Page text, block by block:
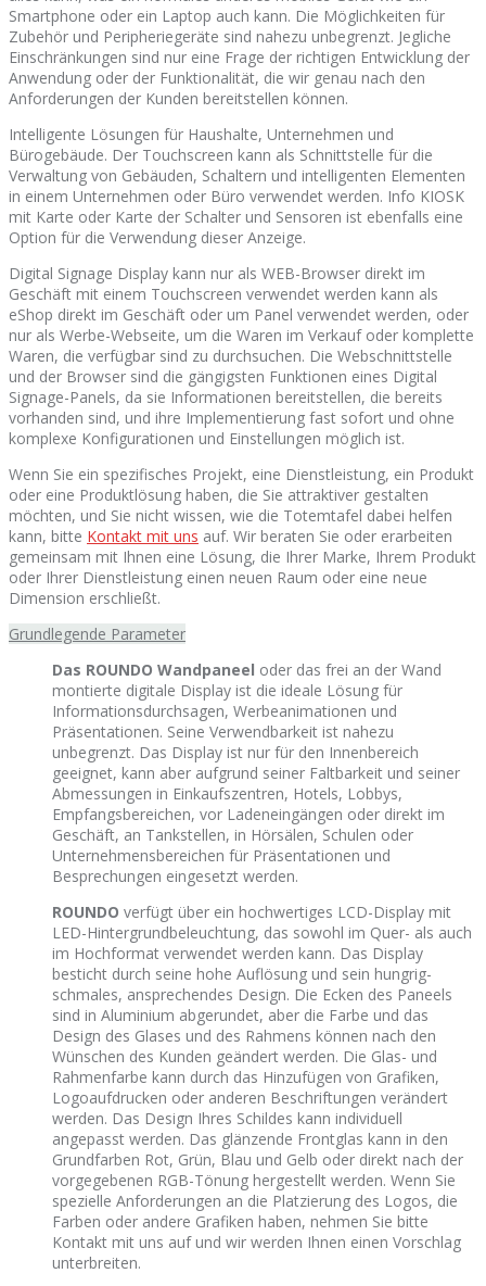
Smartphone oder ein Laptop auch kann. Die Möglichkeiten für
Zubehör und Peripheriegeräte sind nahezu unbegrenzt. Jegliche
Einschränkungen sind nur eine Frage der richtigen Entwicklung der
Anwendung oder der Funktionalität, die wir genau nach den
Anforderungen der Kunden bereitstellen können.
Intelligente Lösungen für Haushalte, Unternehmen und
Bürogebäude. Der Touchscreen kann als Schnittstelle für die
Verwaltung von Gebäuden, Schaltern und intelligenten Elementen
in einem Unternehmen oder Büro verwendet werden. Info KIOSK
mit Karte oder Karte der Schalter und Sensoren ist ebenfalls eine
Option für die Verwendung dieser Anzeige.
Digital Signage Display kann nur als WEB-Browser direkt im
Geschäft mit einem Touchscreen verwendet werden kann als
eShop direkt im Geschäft oder um Panel verwendet werden, oder
nur als Werbe-Webseite, um die Waren im Verkauf oder komplette
Waren, die verfügbar sind zu durchsuchen. Die Webschnittstelle
und der Browser sind die gängigsten Funktionen eines Digital
Signage-Panels, da sie Informationen bereitstellen, die bereits
vorhanden sind, und ihre Implementierung fast sofort und ohne
komplexe Konfigurationen und Einstellungen möglich ist.
Wenn Sie ein spezifisches Projekt, eine Dienstleistung, ein Produkt
oder eine Produktlösung haben, die Sie attraktiver gestalten
möchten, und Sie nicht wissen, wie die Totemtafel dabei helfen
kann, bitte Kontakt mit uns auf. Wir beraten Sie oder erarbeiten
gemeinsam mit Ihnen eine Lösung, die Ihrer Marke, Ihrem Produkt
oder Ihrer Dienstleistung einen neuen Raum oder eine neue
Dimension erschließt.
Grundlegende Parameter
Das ROUNDO Wandpaneel oder das frei an der Wand
montierte digitale Display ist die ideale Lösung für
Informationsdurchsagen, Werbeanimationen und
Präsentationen. Seine Verwendbarkeit ist nahezu
unbegrenzt. Das Display ist nur für den Innenbereich
geeignet, kann aber aufgrund seiner Faltbarkeit und seiner
Abmessungen in Einkaufszentren, Hotels, Lobbys,
Empfangsbereichen, vor Ladeneingängen oder direkt im
Geschäft, an Tankstellen, in Hörsälen, Schulen oder
Unternehmensbereichen für Präsentationen und
Besprechungen eingesetzt werden.
ROUNDO verfügt über ein hochwertiges LCD-Display mit
LED-Hintergrundbeleuchtung, das sowohl im Quer- als auch
im Hochformat verwendet werden kann. Das Display
besticht durch seine hohe Auflösung und sein hungrig-
schmales, ansprechendes Design. Die Ecken des Paneels
sind in Aluminium abgerundet, aber die Farbe und das
Design des Glases und des Rahmens können nach den
Wünschen des Kunden geändert werden. Die Glas- und
Rahmenfarbe kann durch das Hinzufügen von Grafiken,
Logoaufdrucken oder anderen Beschriftungen verändert
werden. Das Design Ihres Schildes kann individuell
angepasst werden. Das glänzende Frontglas kann in den
Grundfarben Rot, Grün, Blau und Gelb oder direkt nach der
vorgegebenen RGB-Tönung hergestellt werden. Wenn Sie
spezielle Anforderungen an die Platzierung des Logos, die
Farben oder andere Grafiken haben, nehmen Sie bitte
Kontakt mit uns auf und wir werden Ihnen einen Vorschlag
unterbreiten.